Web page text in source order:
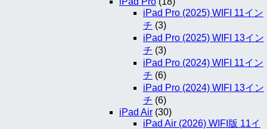
iPad Pro (2025) WIFI 11イン
チ (3)
iPad Pro (2025) WIFI 13イン
チ (3)
iPad Pro (2024) WIFI 11イン
チ (6)
iPad Pro (2024) WIFI 13イン
チ (6)
iPad Air (30)
iPad Air (2026) WIFI版 11イ